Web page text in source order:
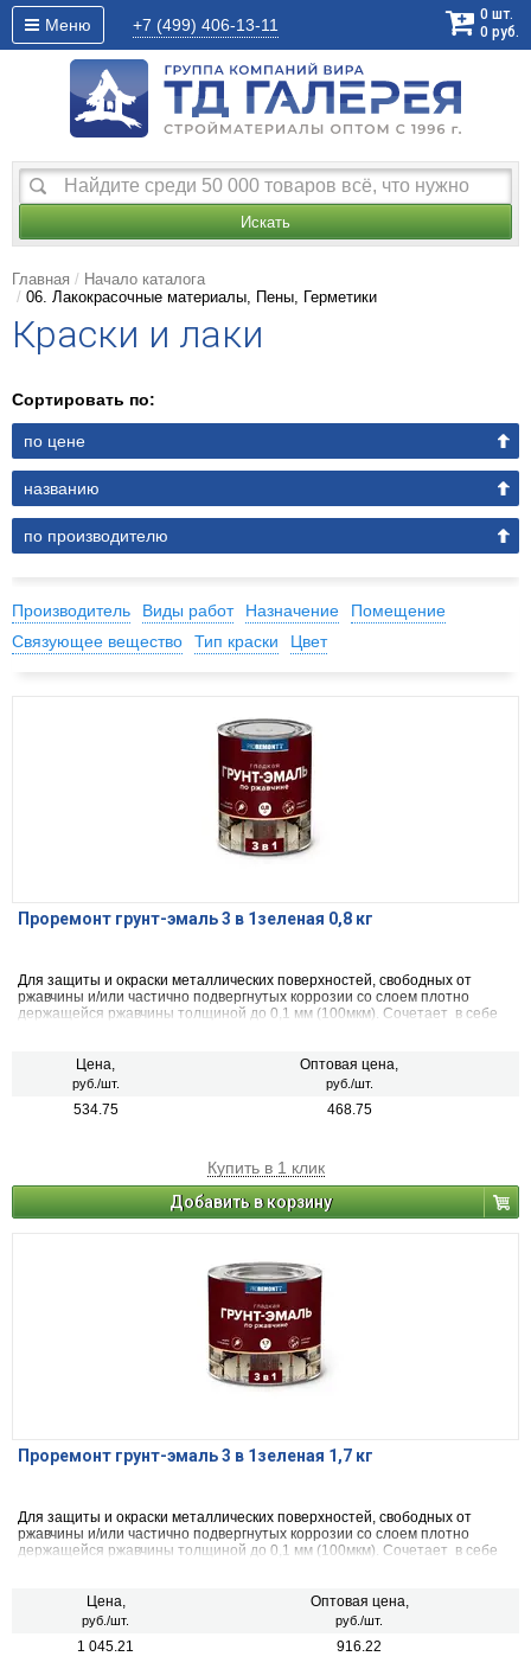
Меню +7 (499) 406-13-11
0 шт.
0 руб.
Искать
Главная
Начало каталога
06. Лакокрасочные материалы, Пены, Герметики
Краски и лаки
Сортировать по:
по цене
названию
по производителю
Производитель Виды работ Назначение
Помещение
Связующее вещество
Тип краски Цвет
Проремонт грунт-эмаль 3 в 1зеленая 0,8 кг
Для защиты и окраски металлических поверхностей, свободных от
ржавчины и/или частично подвергнутых коррозии со слоем плотно
держащейся ржавчины толщиной до 0,1 мм (100мкм). Сочетает в себе
деревянным и другим поверхностям изделий, подвергающихся
атмосферным воздействиям и/или эксплуатируемых внутри помещений
высыхания не оказывает вредного воздействия на организм человека.
Цена,
руб./шт.
Оптовая цена,
руб./шт.
534.75 468.75
Купить в 1 клик
Добавить в корзину
Проремонт грунт-эмаль 3 в 1зеленая 1,7 кг
Для защиты и окраски металлических поверхностей, свободных от
ржавчины и/или частично подвергнутых коррозии со слоем плотно
держащейся ржавчины толщиной до 0,1 мм (100мкм). Сочетает в себе
деревянным и другим поверхностям изделий, подвергающихся
атмосферным воздействиям и/или эксплуатируемых внутри помещений
высыхания не оказывает вредного воздействия на организм человека.
Цена,
руб./шт.
Оптовая цена,
руб./шт.
1 045.21 916.22